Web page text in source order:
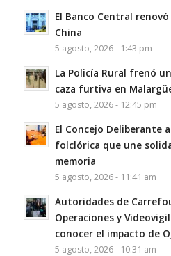
El Banco Central
China
5 agosto, 2026 - 1:43 pm
La Policía Rural frenó
caza furtiva en
5 agosto, 2026 - 12:45 pm
El Concejo Deliberante
folclórica que une
memoria
5 agosto, 2026 - 11:41 am
Autoridades de
Operaciones y
conocer el impacto de
5 agosto, 2026 - 10:31 am